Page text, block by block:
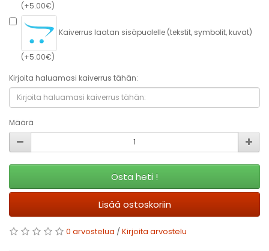
(+5.00€)
Kaiverrus laatan sisäpuolelle (tekstit, symbolit, kuvat)
(+5.00€)
Kirjoita haluamasi kaiverrus tähän:
Määrä
Osta heti !
Lisää ostoskoriin
0 arvostelua /Kirjoita arvostelu